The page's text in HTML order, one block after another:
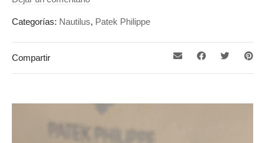
Categorías: Nautilus, Patek Philippe
Compartir